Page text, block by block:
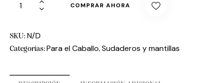
COMPRAR AHORA
SKU: N/D
Categorías: Para el Caballo,Sudaderos y mantillas